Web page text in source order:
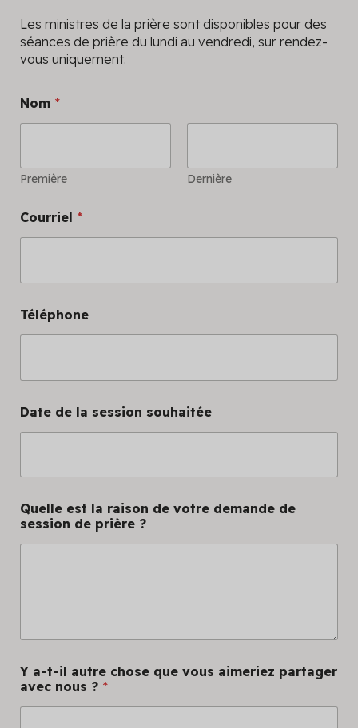
Les ministres de la prière sont disponibles pour des
séances de prière du lundi au vendredi, sur rendez-
vous uniquement.
Nom *
Première Dernière
Courriel *
s
s
r
W
a
Téléphone
Date de la session souhaitée
Quelle est la raison de votre demande de
session de prière ?
Y a-t-il autre chose que vous aimeriez partager
avec nous ? *